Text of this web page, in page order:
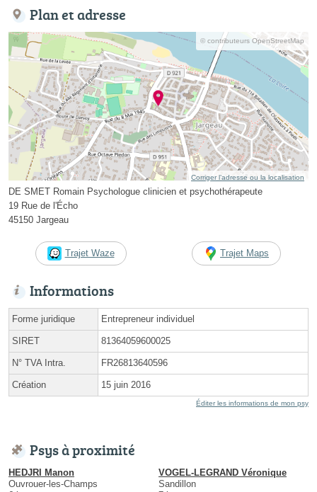
Plan et adresse
© contributeurs OpenStreetMap
Corriger l’adresse ou la localisation
DE SMET Romain Psychologue clinicien et psychothérapeute
19 Rue de l'Écho
45150 Jargeau
Trajet Waze Trajet Maps
Informations
Forme juridique Entrepreneur individuel
SIRET 81364059600025
N° TVA Intra. FR26813640596
Création 15 juin 2016
Éditer les informations de mon psy
Psys à proximité
HEDJRI Manon
Ouvrouer-les-Champs
VOGEL-LEGRAND Véronique
Sandillon